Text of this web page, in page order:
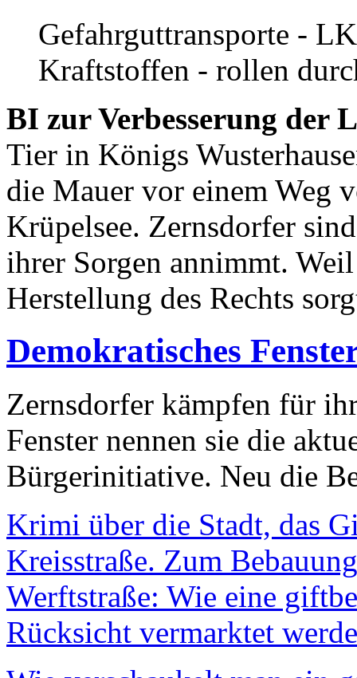
Gefahrguttransporte -
Kraftstoffen - rollen
BI zur Verbesserung der
Tier in Königs
die Mauer vor einem Weg
Krüpelsee. Zernsdorfer
ihrer Sorgen annimmt.
Herstellung des Rechts
Demokratisches
Zernsdorfer kämpfen für
Fenster nennen sie die
Bürgerinitiative. Neu die
Krimi über die Stadt, das
Kreisstraße. Zum
Werftstraße: Wie eine
Rücksicht vermarktet